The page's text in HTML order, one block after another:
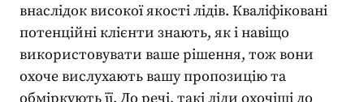
внаслідок високої якості лідів. Кваліфіковані
потенційні клієнти знають, як і навіщо
використовувати ваше рішення, тож вони
охоче вислухають вашу пропозицію та